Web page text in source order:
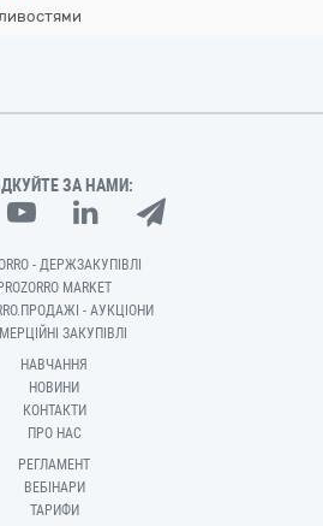
ЗА НАМИ:
- ДЕРЖЗАКУПІВЛІ
PROZORRO MARKET
- АУКЦІОНИ
ЗАКУПІВЛІ
НАВЧАННЯ
НОВИНИ
КОНТАКТИ
ПРО НАС
РЕГЛАМЕНТ
ВЕБІНАРИ
ТАРИФИ